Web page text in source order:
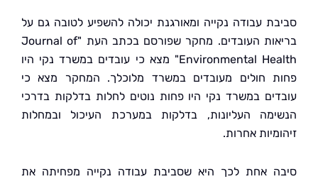
עבודה נקייה ומאורגנת יכולה להשפיע לטובה גם על
בריאות העובדים. מחקר שפורסם בכתב העת "Journal of
Environmental Health" מצא כי עובדים במשרד נקי היו
חולים מעובדים במשרד מלוכלך. המחקר מצא כי
במשרד נקי היו פחות נוטים לחלות בדלקות בדרכי
העליונות, בדלקות במערכת העיכול ובמחלות
אחרות.
אחת לכך היא שסביבת עבודה נקייה מפחיתה את